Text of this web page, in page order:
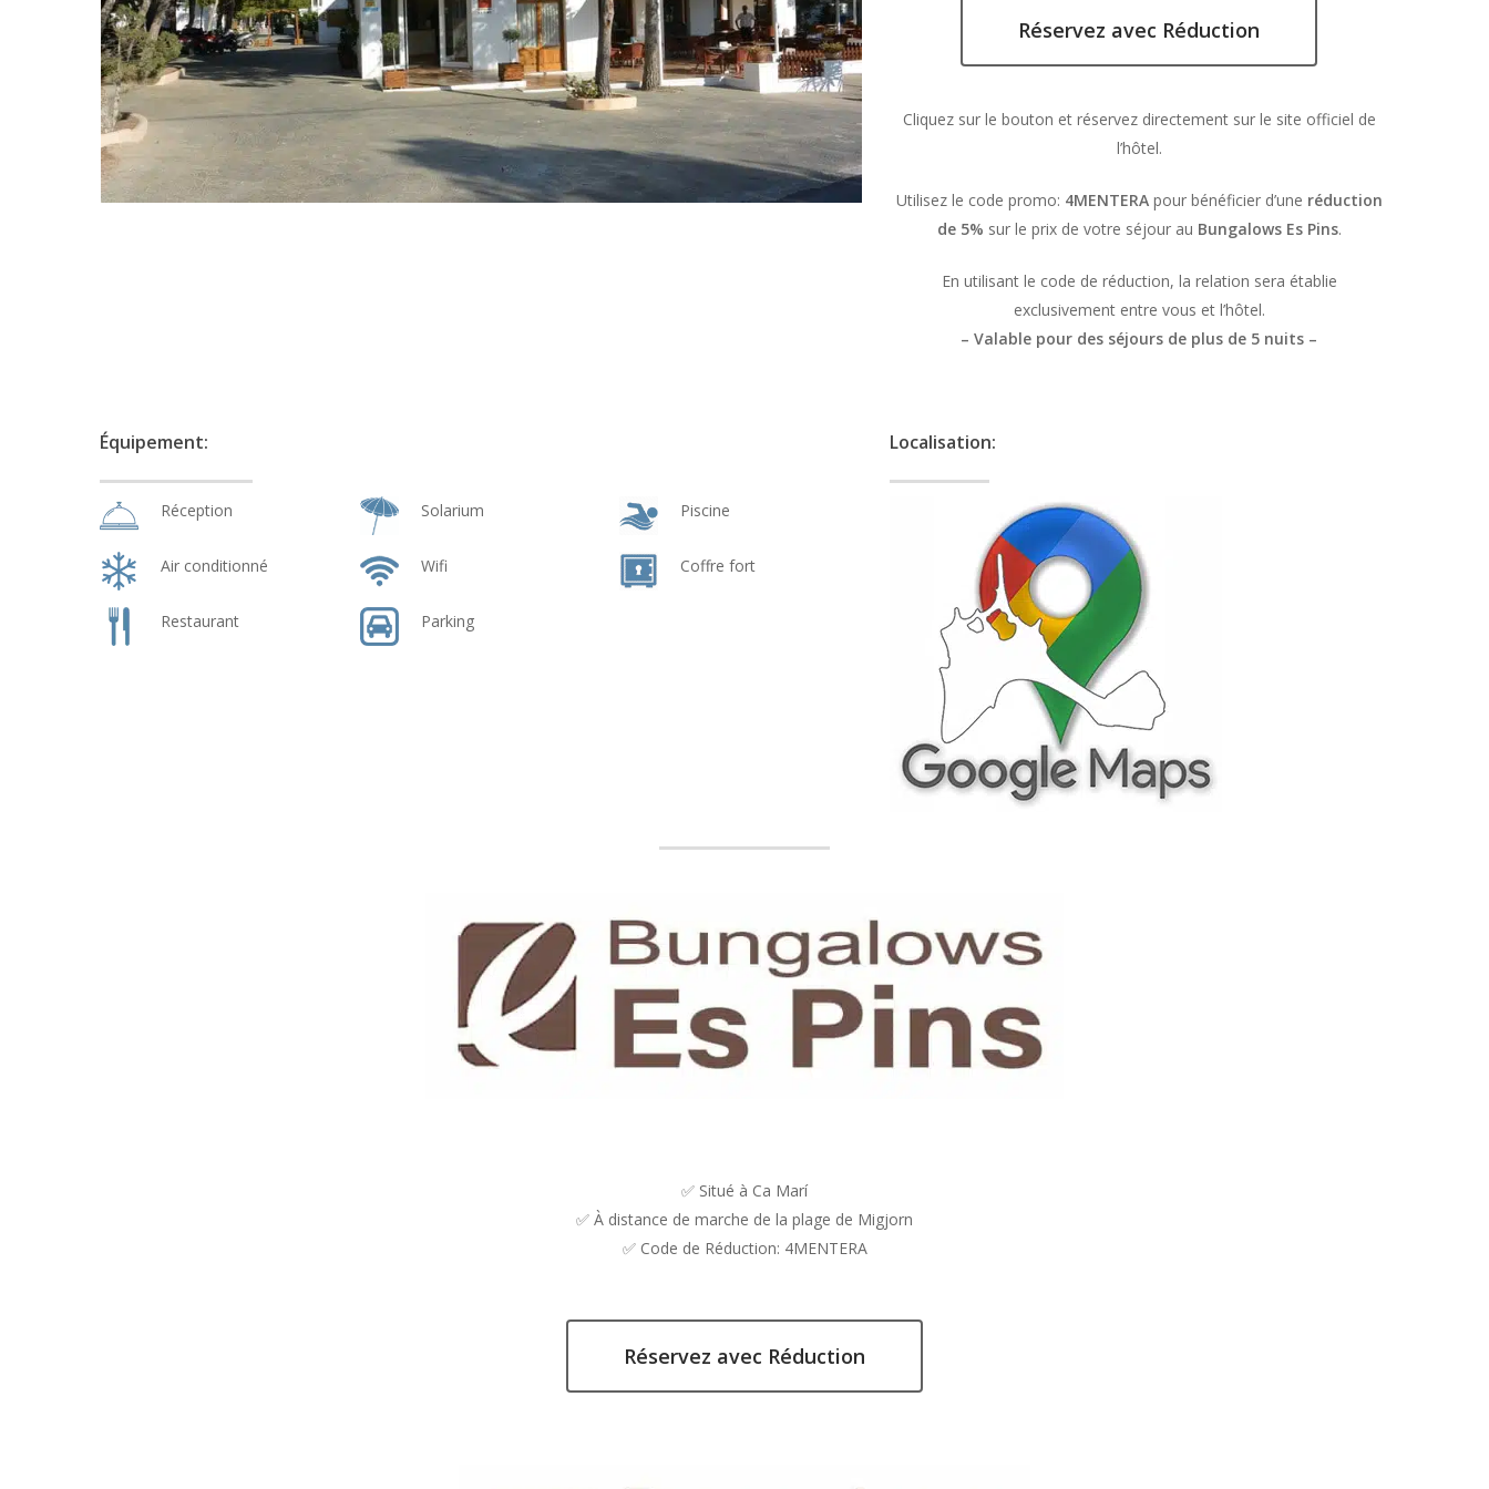
Réservez avec Réduction
Cliquez sur le bouton et réservez directement sur le site officiel de
l’hôtel.
Utilisez le code promo: 4MENTERApour bénéficier d’une réduction
de 5% sur le prix de votre séjour au Bungalows Es Pins.
En utilisant le code de réduction, la relation sera établie
exclusivement entre vous et l’hôtel.
– Valable pour des séjours de plus de 5 nuits –
Équipement:
Réception
Air conditionné
Restaurant
Solarium
Wifi
Parking
Piscine
Coffre fort
Localisation:
✅ Situé à Ca Marí
✅ À distance de marche de la plage de Migjorn
✅ Code de Réduction: 4MENTERA
Réservez avec Réduction